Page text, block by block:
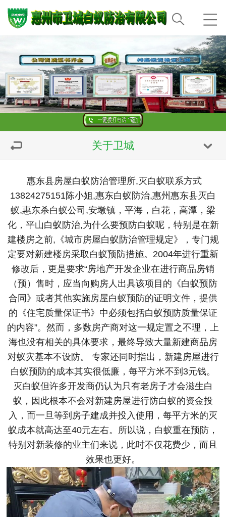
关于卫城
惠东县房屋白蚁防治管理所,灭白蚁联系方式
13824275151陈小姐,惠东白蚁防治,惠州惠东县灭白
蚁,惠东杀白蚁公司,安墩镇，平海，白花，高潭，梁
化，平山白蚁防治,为什么要预防白蚁呢，特别是在新
建楼房之前,《城市房屋白蚁防治管理规定》，专门规
定要对新建楼房采取白蚁预防措施。2004年进行重新
修改后，更是要求“房地产开发企业在进行商品房销
（预）售时，应当向购房人出具该项目的《白蚁预防
合同》或者其他实施房屋白蚁预防的证明文件，提供
的《住宅质量保证书》中必须包括白蚁预防质量保证
的内容”。然而，多数房产商对这一规定置之不理，上
海也没有相关的具体要求，最终导致大量新建商品房
对蚁灾基本不设防。 专家还同时指出，新建房屋进行
白蚁预防的成本其实很低廉，每平方米不到3元钱。
灭白蚁但许多开发商仍认为只有老房子才会滋生白
蚁，因此根本不会对新建房屋进行防白蚁的资金投
入，而一旦等到房子建成并投入使用，每平方米的灭
蚁成本就高达至40元左右。所以说，白蚁重在预防，
特别对新装修的业主们来说，此时不仅花费少，而且
效果也更好。